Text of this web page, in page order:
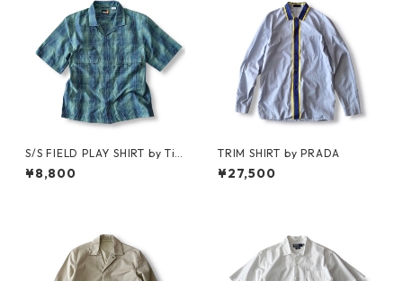
S/S FIELD PLAY SHIRT by Ti
mberland
¥8,800
TRIM SHIRT by PRADA
¥27,500